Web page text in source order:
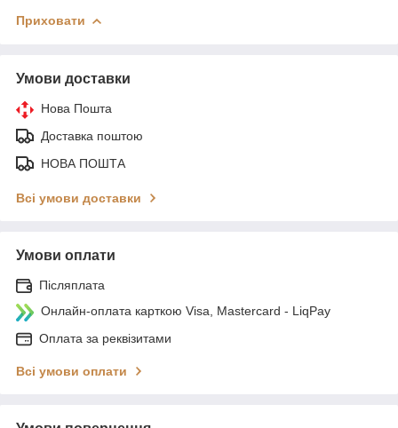
Приховати
Умови доставки
Нова Пошта
Доставка поштою
НОВА ПОШТА
Всі умови доставки
Умови оплати
Післяплата
Онлайн-оплата карткою Visa, Mastercard - LiqPay
Оплата за реквізитами
Всі умови оплати